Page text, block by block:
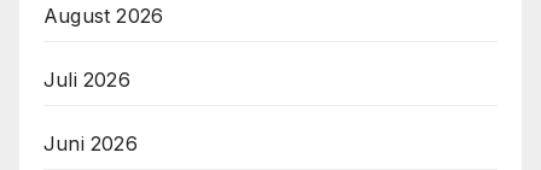
August 2026
Juli 2026
Juni 2026